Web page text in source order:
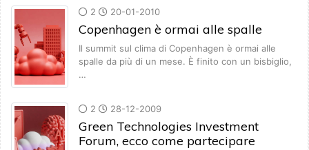
2 20-01-2010
Copenhagen è ormai alle spalle
Il summit sul clima di Copenhagen è ormai alle
spalle da più di un mese. È finito con un bisbiglio,
…
2 28-12-2009
Green Technologies Investment
Forum, ecco come partecipare